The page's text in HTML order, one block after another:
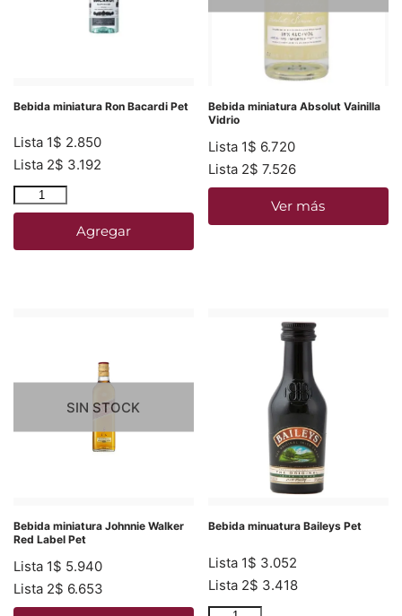
Bebida miniatura Ron Bacardi Pet
Lista 1$ 2.850
Lista 2$ 3.192
Agregar
Bebida miniatura Absolut Vainilla
Vidrio
Lista 1$ 6.720
Lista 2$ 7.526
Ver más
SIN STOCK
Bebida miniatura Johnnie Walker
Red Label Pet
Lista 1$ 5.940
Lista 2$ 6.653
Bebida minuatura Baileys Pet
Lista 1$ 3.052
Lista 2$ 3.418